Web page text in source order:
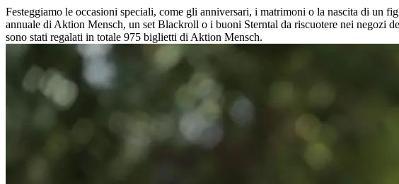
Festeggiamo le occasioni speciali, come gli anniversari, i matrimoni o la nascita di un
annuale di Aktion Mensch, un set Blackroll o i buoni Sterntal da riscuotere nei negozi
sono stati regalati in totale 975 biglietti di Aktion Mensch.